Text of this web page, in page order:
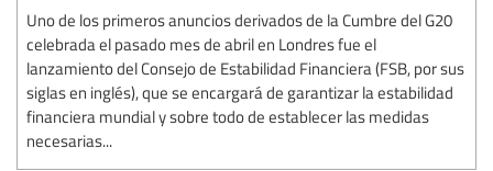
Uno de los primeros anuncios derivados de la Cumbre del G20
celebrada el pasado mes de abril en Londres fue el
lanzamiento del Consejo de Estabilidad Financiera (FSB, por sus
siglas en inglés), que se encargará de garantizar la estabilidad
financiera mundial y sobre todo de establecer las medidas
necesarias...